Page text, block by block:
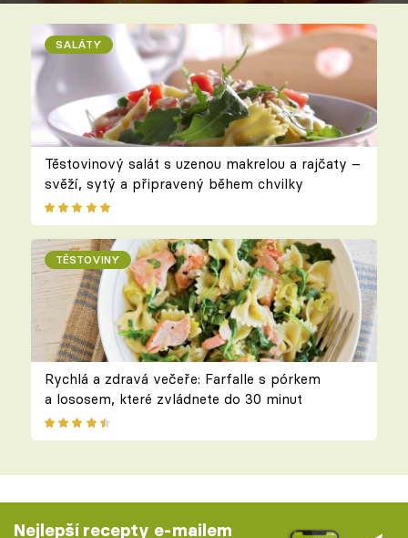
SALÁTY
Těstovinový salát s uzenou makrelou a rajčaty –
svěží, sytý a připravený během chvilky
TĚSTOVINY
Rychlá a zdravá večeře: Farfalle s pórkem
a lososem, které zvládnete do 30 minut
Nejlepší recepty e-mailem